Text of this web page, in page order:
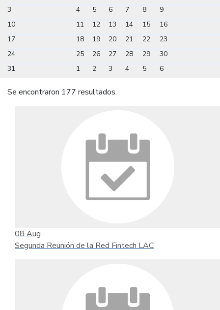
3
4 5 6 7 8
9
10
11 12 13 14 15
16
17
18 19 20 21 22
23
24
25 26 27 28 29
30
31
1 2 3 4 5 6
Se encontraron 177 resultados.
08 Aug
Segunda Reunión de la Red Fintech LAC